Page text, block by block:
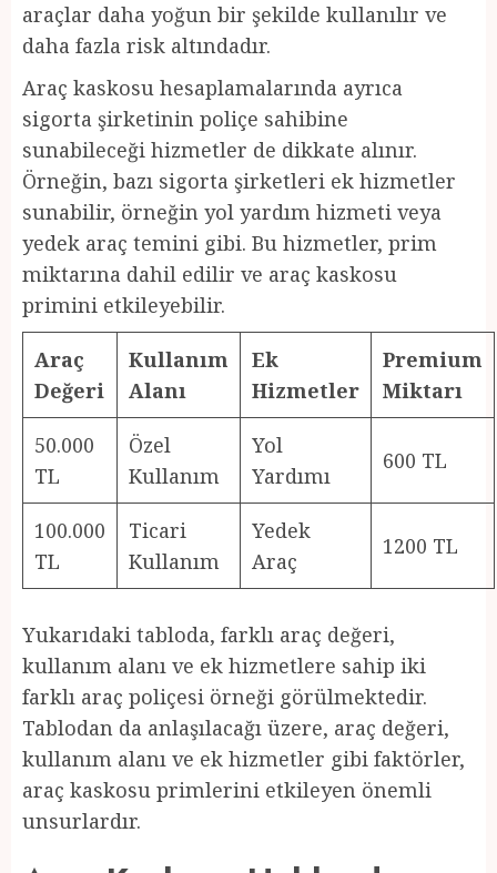
araçlar daha yoğun bir şekilde kullanılır ve
daha fazla risk altındadır.
Araç kaskosu hesaplamalarında ayrıca
sigorta şirketinin poliçe sahibine
sunabileceği hizmetler de dikkate alınır.
Örneğin, bazı sigorta şirketleri ek hizmetler
sunabilir, örneğin yol yardım hizmeti veya
yedek araç temini gibi. Bu hizmetler, prim
miktarına dahil edilir ve araç kaskosu
primini etkileyebilir.
Araç
Değeri
Kullanım
Alanı
Ek
Hizmetler
Premium
Miktarı
50.000
TL
Özel
Kullanım
Yol
Yardımı
600 TL
100.000
TL
Ticari
Kullanım
Yedek
Araç
1200 TL
Yukarıdaki tabloda, farklı araç değeri,
kullanım alanı ve ek hizmetlere sahip iki
farklı araç poliçesi örneği görülmektedir.
Tablodan da anlaşılacağı üzere, araç değeri,
kullanım alanı ve ek hizmetler gibi faktörler,
araç kaskosu primlerini etkileyen önemli
unsurlardır.